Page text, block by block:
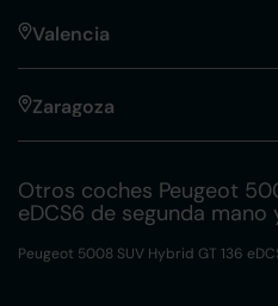
Valencia
Zaragoza
Otros coches Peugeot
eDCS6 de segunda mano
Peugeot 5008 SUV Hybrid GT 136